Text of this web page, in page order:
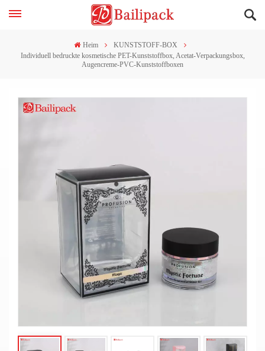
Heim
KUNSTSTOFF-BOX
Individuell bedruckte kosmetische PET-Kunststoffbox, Acetat-Verpackungsbox,
Augencreme-PVC-Kunststoffboxen